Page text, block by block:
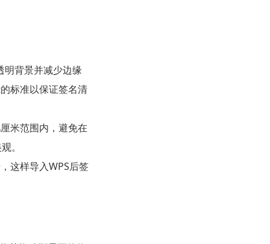
明背景并减少边缘
标准以保证签名清
米范围内，避免在
。
这样导入WPS后签